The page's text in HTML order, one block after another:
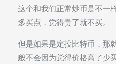
这个和我们正常炒币是不一
多买点，觉得贵了就不买。
但是如果是定投比特币，那
般不会因为觉得价格高了少